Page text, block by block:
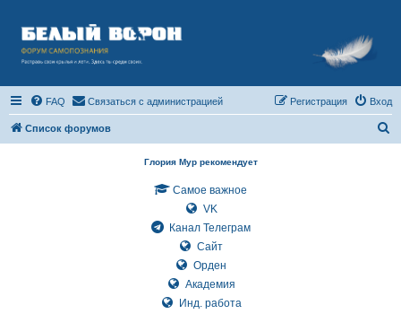
FAQ Связаться с администрацией Вход
Регистрация
Список форумов
Глория Мур рекомендует
Самое важное
VK
Канал Телеграм
Сайт
Орден
Академия
Инд. работа